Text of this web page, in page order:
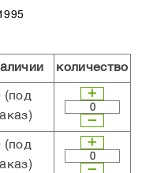
количество
(под
(под